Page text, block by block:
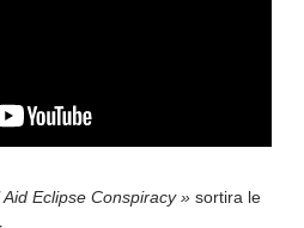
Eclipse Conspiracy » sortira le